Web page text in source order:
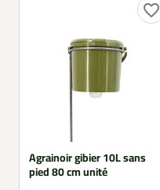
favorite_border
Agrainoir gibier 10L sans
pied 80 cm unité